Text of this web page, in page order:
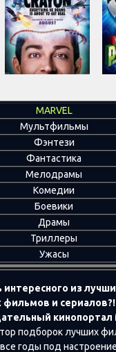
MARVEL
Мультфильмы
Фэнтези
Фантастика
Мелодрамы
Комедии
Боевики
Драмы
Триллеры
Ужасы
из
и
подборок лучших
годы под